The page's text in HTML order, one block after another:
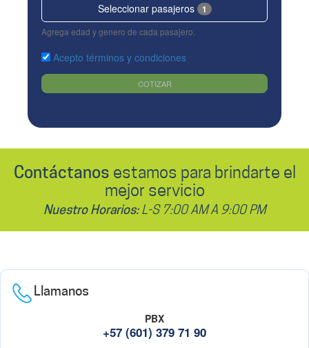
Seleccionar pasajeros 1
Agrega edad y genero de cada pasajero.
Acepto términos y condiciones
COTIZAR
Contáctanos estamos para brindarte el
mejor servicio
Nuestro Horarios:L-S 7:00 AM A 9:00 PM
Llamanos
PBX
+57 (601) 379 71 90